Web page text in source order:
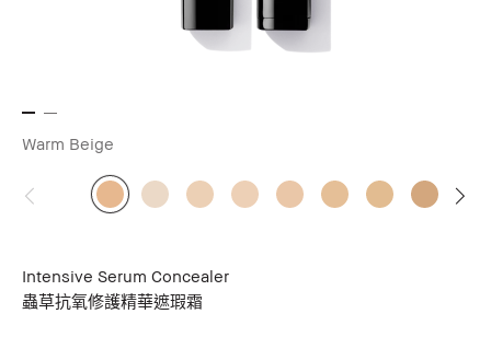
Warm Beige
Intensive Serum Concealer
蟲草抗氧修護精華遮瑕霜